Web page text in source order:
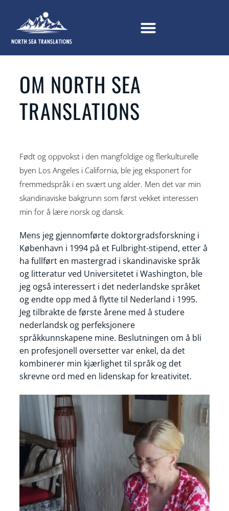
OM NORTH SEA
TRANSLATIONS
Født og oppvokst i den mangfoldige og flerkulturelle
byen Los Angeles i California, ble jeg eksponert for
fremmedspråk i en svært ung alder. Men det var min
skandinaviske bakgrunn som først vekket interessen
min for å lære norsk og dansk.
Mens jeg gjennomførte doktorgradsforskning i
København i 1994 på et Fulbright-stipend, etter å
ha fullført en mastergrad i skandinaviske språk
og litteratur ved Universitetet i Washington, ble
jeg også interessert i det nederlandske språket
og endte opp med å flytte til Nederland i 1995.
Jeg tilbrakte de første årene med å studere
nederlandsk og perfeksjonere
språkkunnskapene mine. Beslutningen om å bli
en profesjonell oversetter var enkel, da det
kombinerer min kjærlighet til språk og det
skrevne ord med en lidenskap for kreativitet.